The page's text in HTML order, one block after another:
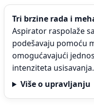
Tri brzine rada i
Aspirator raspolaže
podešavaju pomoću
omogućavajući
intenziteta usisavanja.
Više o upravljanju